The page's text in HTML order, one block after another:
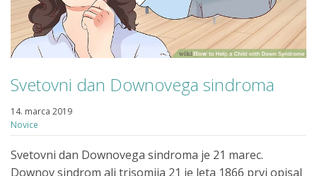
Svetovni dan Downovega sindroma
14. marca 2019
Novice
Svetovni dan Downovega sindroma je 21 marec.
Downov sindrom ali trisomija 21 je leta 1866 prvi opisal